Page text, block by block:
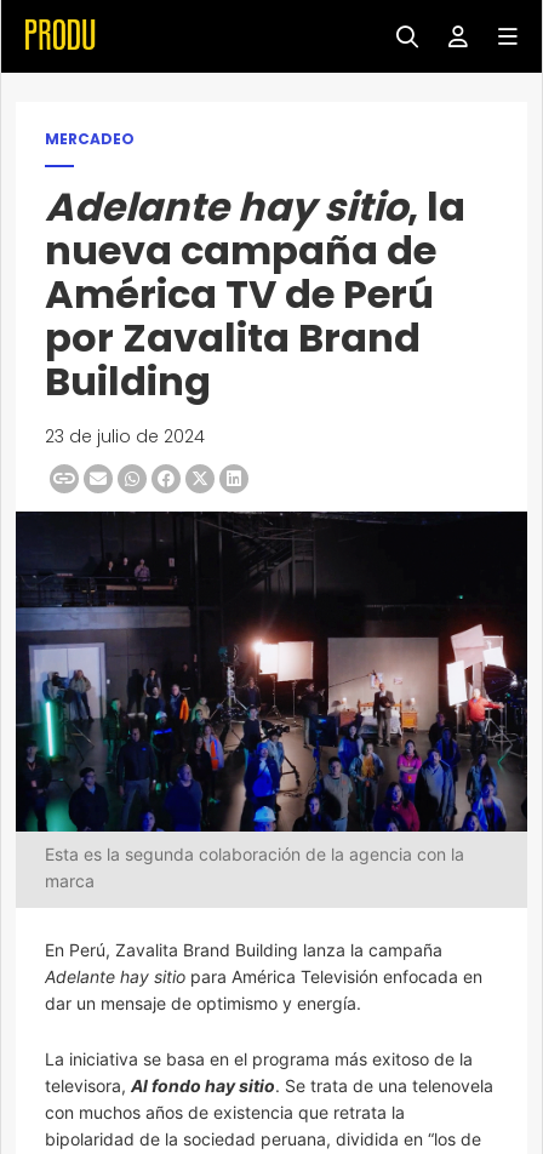
MERCADEO
Adelante hay sitio, la
nueva campaña de
América TV de Perú
por Zavalita Brand
Building
23 de julio de 2024
Esta es la segunda colaboración de la agencia con la
marca
En Perú, Zavalita Brand Building lanza la campaña
Adelante hay sitio para América Televisión enfocada en
dar un mensaje de optimismo y energía.
La iniciativa se basa en el programa más exitoso de la
televisora, Al fondo hay sitio. Se trata de una telenovela
con muchos años de existencia que retrata la
bipolaridad de la sociedad peruana, dividida en “los de